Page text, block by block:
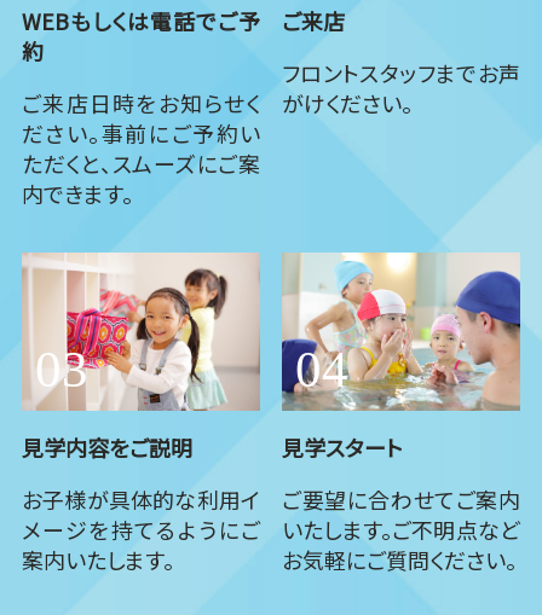
WEBもしくは電話でご予
約
ご来店日時をお知らせく
ださい。事前にご予約い
ただくと、スムーズにご案
内できます。
ご来店
フロントスタッフまでお声
がけください。
見学内容をご説明
お子様が具体的な利用イ
メージを持てるようにご
案内いたします。
見学スタート
ご要望に合わせてご案内
いたします。ご不明点など
お気軽にご質問ください。